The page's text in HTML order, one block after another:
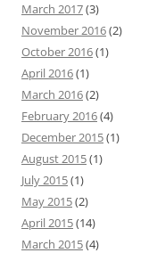
March 2017(3)
November 2016(2)
October 2016(1)
April 2016(1)
March 2016(2)
February 2016(4)
December 2015(1)
August 2015(1)
July 2015(1)
May 2015(2)
April 2015(14)
March 2015(4)